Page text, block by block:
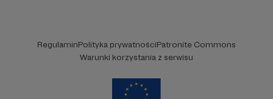
RegulaminPolityka prywatnościPatronite Commons
Warunki korzystania z serwisu